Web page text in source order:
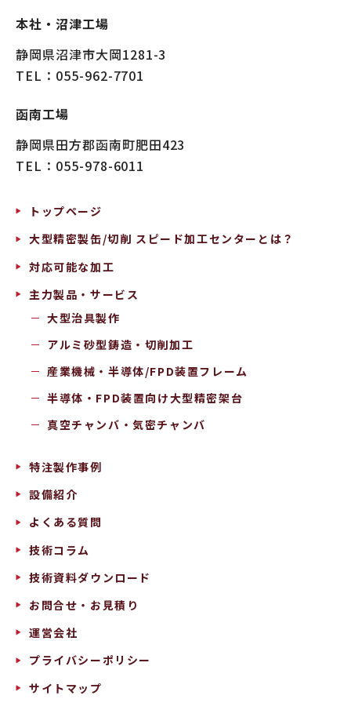
本社・沼津工場
静岡県沼津市大岡1281-3
TEL ：055-962-7701
函南工場
静岡県田方郡函南町肥田423
TEL ：055-978-6011
トップページ
大型精密製缶/切削 スピード加工センターとは？
対応可能な加工
主力製品・サービス
大型治具製作
アルミ砂型鋳造・切削加工
産業機械・半導体/FPD装置フレーム
半導体・FPD装置向け大型精密架台
真空チャンバ・気密チャンバ
特注製作事例
設備紹介
よくある質問
技術コラム
技術資料ダウンロード
お問合せ・お見積り
運営会社
プライバシーポリシー
サイトマップ